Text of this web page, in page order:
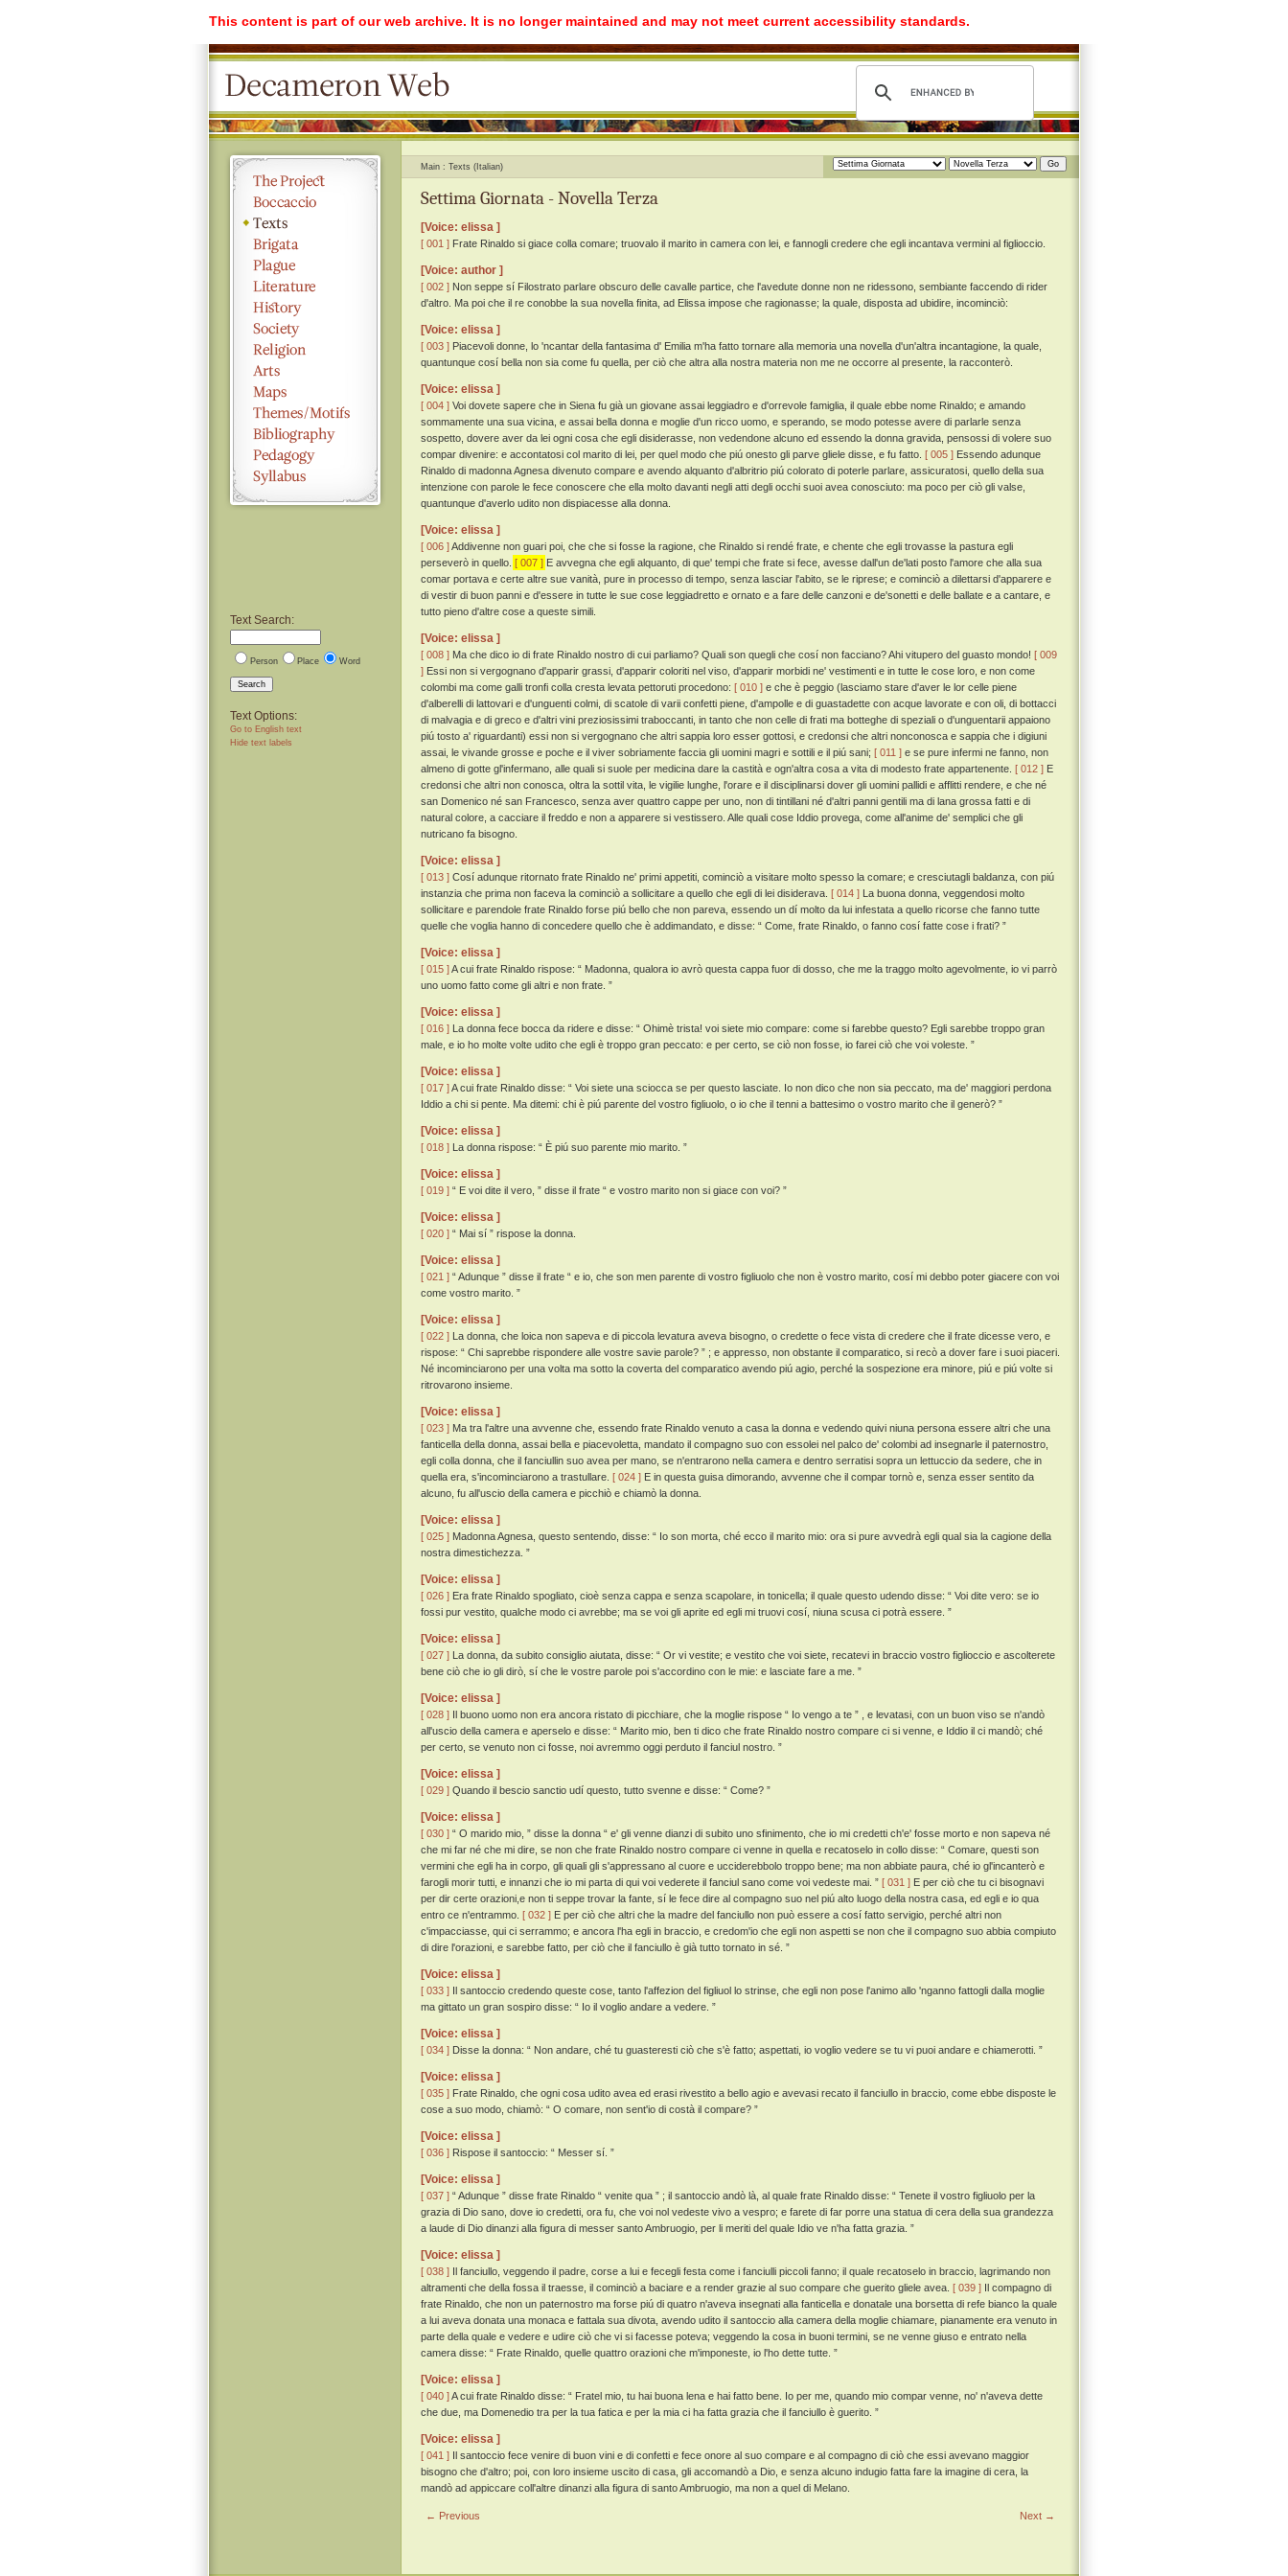
This content is part of our web archive. It is no longer maintained and may not meet current accessibility standards.
Text Search:
Person Place Word
Search
Text Options:
Go to English text
Hide text labels
Main Texts (Italian)
Settima Giornata - Novella Terza
[Voice: elissa ]
[ 001 ] Frate Rinaldo si giace colla comare; truovalo il marito in camera con lei, e fannogli credere che egli incantava vermini al figlioccio.
[Voice: author ]
[ 002 ] Non seppe sí Filostrato parlare obscuro delle cavalle partice, che l'avedute donne non ne ridessono, sembiante faccendo di rider
d'altro. Ma poi che il re conobbe la sua novella finita, ad Elissa impose che ragionasse; la quale, disposta ad ubidire, incominciò:
[Voice: elissa ]
[ 003 ] Piacevoli donne, lo 'ncantar della fantasima d' Emilia m'ha fatto tornare alla memoria una novella d'un'altra incantagione, la quale,
quantunque cosí bella non sia come fu quella, per ciò che altra alla nostra materia non me ne occorre al presente, la racconterò.
[Voice: elissa ]
[ 004 ] Voi dovete sapere che in Siena fu già un giovane assai leggiadro e d'orrevole famiglia, il quale ebbe nome Rinaldo; e amando
sommamente una sua vicina, e assai bella donna e moglie d'un ricco uomo, e sperando, se modo potesse avere di parlarle senza
sospetto, dovere aver da lei ogni cosa che egli disiderasse, non vedendone alcuno ed essendo la donna gravida, pensossi di volere suo
compar divenire: e accontatosi col marito di lei, per quel modo che piú onesto gli parve gliele disse, e fu fatto. [ 005 ] Essendo adunque
Rinaldo di madonna Agnesa divenuto compare e avendo alquanto d'albritrio piú colorato di poterle parlare, assicuratosi, quello della sua
intenzione con parole le fece conoscere che ella molto davanti negli atti degli occhi suoi avea conosciuto: ma poco per ciò gli valse,
quantunque d'averlo udito non dispiacesse alla donna.
[Voice: elissa ]
[ 006 ]Addivenne non guari poi, che che si fosse la ragione, che Rinaldo si rendé frate, e chente che egli trovasse la pastura egli
perseverò in quello. [ 007 ] E avvegna che egli alquanto, di que' tempi che frate si fece, avesse dall'un de'lati posto l'amore che alla sua
comar portava e certe altre sue vanità, pure in processo di tempo, senza lasciar l'abito, se le riprese; e cominciò a dilettarsi d'apparere e
di vestir di buon panni e d'essere in tutte le sue cose leggiadretto e ornato e a fare delle canzoni e de'sonetti e delle ballate e a cantare, e
tutto pieno d'altre cose a queste simili.
[Voice: elissa ]
[ 008 ] Ma che dico io di frate Rinaldo nostro di cui parliamo? Quali son quegli che cosí non facciano? Ahi vitupero del guasto mondo! [ 009
] Essi non si vergognano d'apparir grassi, d'apparir coloriti nel viso, d'apparir morbidi ne' vestimenti e in tutte le cose loro, e non come
colombi ma come galli tronfi colla cresta levata pettoruti procedono: [ 010 ] e che è peggio (lasciamo stare d'aver le lor celle piene
d'alberelli di lattovari e d'unguenti colmi, di scatole di varii confetti piene, d'ampolle e di guastadette con acque lavorate e con oli, di bottacci
di malvagia e di greco e d'altri vini preziosissimi traboccanti, in tanto che non celle di frati ma botteghe di speziali o d'unguentarii appaiono
piú tosto a' riguardanti) essi non si vergognano che altri sappia loro esser gottosi, e credonsi che altri nonconosca e sappia che i digiuni
assai, le vivande grosse e poche e il viver sobriamente faccia gli uomini magri e sottili e il piú sani; [ 011 ] e se pure infermi ne fanno, non
almeno di gotte gl'infermano, alle quali si suole per medicina dare la castità e ogn'altra cosa a vita di modesto frate appartenente. [ 012 ] E
credonsi che altri non conosca, oltra la sottil vita, le vigilie lunghe, l'orare e il disciplinarsi dover gli uomini pallidi e afflitti rendere, e che né
san Domenico né san Francesco, senza aver quattro cappe per uno, non di tintillani né d'altri panni gentili ma di lana grossa fatti e di
natural colore, a cacciare il freddo e non a apparere si vestissero. Alle quali cose Iddio provega, come all'anime de' semplici che gli
nutricano fa bisogno.
[Voice: elissa ]
[ 013 ] Cosí adunque ritornato frate Rinaldo ne' primi appetiti, cominciò a visitare molto spesso la comare; e cresciutagli baldanza, con piú
instanzia che prima non faceva la cominciò a sollicitare a quello che egli di lei disiderava. [ 014 ] La buona donna, veggendosi molto
sollicitare e parendole frate Rinaldo forse piú bello che non pareva, essendo un dí molto da lui infestata a quello ricorse che fanno tutte
quelle che voglia hanno di concedere quello che è addimandato, e disse: “ Come, frate Rinaldo, o fanno cosí fatte cose i frati? ”
[Voice: elissa ]
[ 015 ]A cui frate Rinaldo rispose: “ Madonna, qualora io avrò questa cappa fuor di dosso, che me la traggo molto agevolmente, io vi parrò
uno uomo fatto come gli altri e non frate. ”
[Voice: elissa ]
[ 016 ] La donna fece bocca da ridere e disse: “ Ohimè trista! voi siete mio compare: come si farebbe questo? Egli sarebbe troppo gran
male, e io ho molte volte udito che egli è troppo gran peccato: e per certo, se ciò non fosse, io farei ciò che voi voleste. ”
[Voice: elissa ]
[ 017 ]A cui frate Rinaldo disse: “ Voi siete una sciocca se per questo lasciate. Io non dico che non sia peccato, ma de' maggiori perdona
Iddio a chi si pente. Ma ditemi: chi è piú parente del vostro figliuolo, o io che il tenni a battesimo o vostro marito che il generò? ”
[Voice: elissa ]
[ 018 ] La donna rispose: “ È piú suo parente mio marito. ”
[Voice: elissa ]
[ 019 ] “ E voi dite il vero, ” disse il frate “ e vostro marito non si giace con voi? ”
[Voice: elissa ]
[ 020 ] “ Mai sí ” rispose la donna.
[Voice: elissa ]
[ 021 ] “ Adunque ” disse il frate “ e io, che son men parente di vostro figliuolo che non è vostro marito, cosí mi debbo poter giacere con voi
come vostro marito. ”
[Voice: elissa ]
[ 022 ] La donna, che loica non sapeva e di piccola levatura aveva bisogno, o credette o fece vista di credere che il frate dicesse vero, e
rispose: “ Chi saprebbe rispondere alle vostre savie parole? ” ; e appresso, non obstante il comparatico, si recò a dover fare i suoi piaceri.
Né incominciarono per una volta ma sotto la coverta del comparatico avendo piú agio, perché la sospezione era minore, piú e piú volte si
ritrovarono insieme.
[Voice: elissa ]
[ 023 ] Ma tra l'altre una avvenne che, essendo frate Rinaldo venuto a casa la donna e vedendo quivi niuna persona essere altri che una
fanticella della donna, assai bella e piacevoletta, mandato il compagno suo con essolei nel palco de' colombi ad insegnarle il paternostro,
egli colla donna, che il fanciullin suo avea per mano, se n'entrarono nella camera e dentro serratisi sopra un lettuccio da sedere, che in
quella era, s'incominciarono a trastullare. [ 024 ] E in questa guisa dimorando, avvenne che il compar tornò e, senza esser sentito da
alcuno, fu all'uscio della camera e picchiò e chiamò la donna.
[Voice: elissa ]
[ 025 ] Madonna Agnesa, questo sentendo, disse: “ Io son morta, ché ecco il marito mio: ora si pure avvedrà egli qual sia la cagione della
nostra dimestichezza. ”
[Voice: elissa ]
[ 026 ] Era frate Rinaldo spogliato, cioè senza cappa e senza scapolare, in tonicella; il quale questo udendo disse: “ Voi dite vero: se io
fossi pur vestito, qualche modo ci avrebbe; ma se voi gli aprite ed egli mi truovi cosí, niuna scusa ci potrà essere. ”
[Voice: elissa ]
[ 027 ] La donna, da subito consiglio aiutata, disse: “ Or vi vestite; e vestito che voi siete, recatevi in braccio vostro figlioccio e ascolterete
bene ciò che io gli dirò, sí che le vostre parole poi s'accordino con le mie: e lasciate fare a me. ”
[Voice: elissa ]
[ 028 ] Il buono uomo non era ancora ristato di picchiare, che la moglie rispose “ Io vengo a te ” , e levatasi, con un buon viso se n'andò
all'uscio della camera e aperselo e disse: “ Marito mio, ben ti dico che frate Rinaldo nostro compare ci si venne, e Iddio il ci mandò; ché
per certo, se venuto non ci fosse, noi avremmo oggi perduto il fanciul nostro. ”
[Voice: elissa ]
[ 029 ] Quando il bescio sanctio udí questo, tutto svenne e disse: “ Come? ”
[Voice: elissa ]
[ 030 ] “ O marido mio, ” disse la donna “ e' gli venne dianzi di subito uno sfinimento, che io mi credetti ch'e' fosse morto e non sapeva né
che mi far né che mi dire, se non che frate Rinaldo nostro compare ci venne in quella e recatoselo in collo disse: “ Comare, questi son
vermini che egli ha in corpo, gli quali gli s'appressano al cuore e ucciderebbolo troppo bene; ma non abbiate paura, ché io gl'incanterò e
farogli morir tutti, e innanzi che io mi parta di qui voi vederete il fanciul sano come voi vedeste mai. ” [ 031 ] E per ciò che tu ci bisognavi
per dir certe orazioni,e non ti seppe trovar la fante, sí le fece dire al compagno suo nel piú alto luogo della nostra casa, ed egli e io qua
entro ce n'entrammo. [ 032 ] E per ciò che altri che la madre del fanciullo non può essere a cosí fatto servigio, perché altri non
c'impacciasse, qui ci serrammo; e ancora l'ha egli in braccio, e credom'io che egli non aspetti se non che il compagno suo abbia compiuto
di dire l'orazioni, e sarebbe fatto, per ciò che il fanciullo è già tutto tornato in sé. ”
[Voice: elissa ]
[ 033 ] Il santoccio credendo queste cose, tanto l'affezion del figliuol lo strinse, che egli non pose l'animo allo 'nganno fattogli dalla moglie
ma gittato un gran sospiro disse: “ Io il voglio andare a vedere. ”
[Voice: elissa ]
[ 034 ] Disse la donna: “ Non andare, ché tu guasteresti ciò che s'è fatto; aspettati, io voglio vedere se tu vi puoi andare e chiamerotti. ”
[Voice: elissa ]
[ 035 ] Frate Rinaldo, che ogni cosa udito avea ed erasi rivestito a bello agio e avevasi recato il fanciullo in braccio, come ebbe disposte le
cose a suo modo, chiamò: “ O comare, non sent'io di costà il compare? ”
[Voice: elissa ]
[ 036 ] Rispose il santoccio: “ Messer sí. ”
[Voice: elissa ]
[ 037 ] “ Adunque ” disse frate Rinaldo “ venite qua ” ; il santoccio andò là, al quale frate Rinaldo disse: “ Tenete il vostro figliuolo per la
grazia di Dio sano, dove io credetti, ora fu, che voi nol vedeste vivo a vespro; e farete di far porre una statua di cera della sua grandezza
a laude di Dio dinanzi alla figura di messer santo Ambruogio, per li meriti del quale Idio ve n'ha fatta grazia. ”
[Voice: elissa ]
[ 038 ] Il fanciullo, veggendo il padre, corse a lui e fecegli festa come i fanciulli piccoli fanno; il quale recatoselo in braccio, lagrimando non
altramenti che della fossa il traesse, il cominciò a baciare e a render grazie al suo compare che guerito gliele avea. [ 039 ] Il compagno di
frate Rinaldo, che non un paternostro ma forse piú di quatro n'aveva insegnati alla fanticella e donatale una borsetta di refe bianco la quale
a lui aveva donata una monaca e fattala sua divota, avendo udito il santoccio alla camera della moglie chiamare, pianamente era venuto in
parte della quale e vedere e udire ciò che vi si facesse poteva; veggendo la cosa in buoni termini, se ne venne giuso e entrato nella
camera disse: “ Frate Rinaldo, quelle quattro orazioni che m'imponeste, io l'ho dette tutte. ”
[Voice: elissa ]
[ 040 ]A cui frate Rinaldo disse: “ Fratel mio, tu hai buona lena e hai fatto bene. Io per me, quando mio compar venne, no' n'aveva dette
che due, ma Domenedio tra per la tua fatica e per la mia ci ha fatta grazia che il fanciullo è guerito. ”
[Voice: elissa ]
[ 041 ] Il santoccio fece venire di buon vini e di confetti e fece onore al suo compare e al compagno di ciò che essi avevano maggior
bisogno che d'altro; poi, con loro insieme uscito di casa, gli accomandò a Dio, e senza alcuno indugio fatta fare la imagine di cera, la
mandò ad appiccare coll'altre dinanzi alla figura di santo Ambruogio, ma non a quel di Melano.
← Previous Next →